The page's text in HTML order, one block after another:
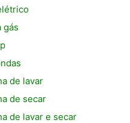
gás
de lavar
de secar
de lavar e secar